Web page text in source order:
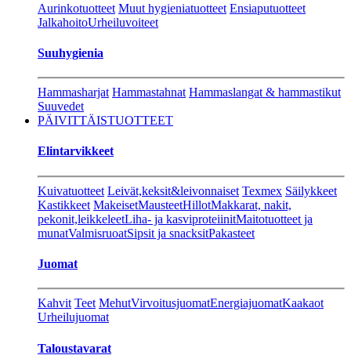
Aurinkotuotteet Muut hygieniatuotteet Ensiaputuotteet
JalkahoitoUrheiluvoiteet
Suuhygienia
Hammasharjat Hammastahnat Hammaslangat & hammastikut
Suuvedet
PÄIVITTÄISTUOTTEET
Elintarvikkeet
Kuivatuotteet Leivät,keksit&leivonnaiset Texmex Säilykkeet
Kastikkeet MakeisetMausteetHillotMakkarat, nakit,
pekonit,leikkeleetLiha- ja kasviproteiinitMaitotuotteet ja
munatValmisruoatSipsit ja snacksitPakasteet
Juomat
Kahvit Teet MehutVirvoitusjuomatEnergiajuomatKaakaot
Urheilujuomat
Taloustavarat